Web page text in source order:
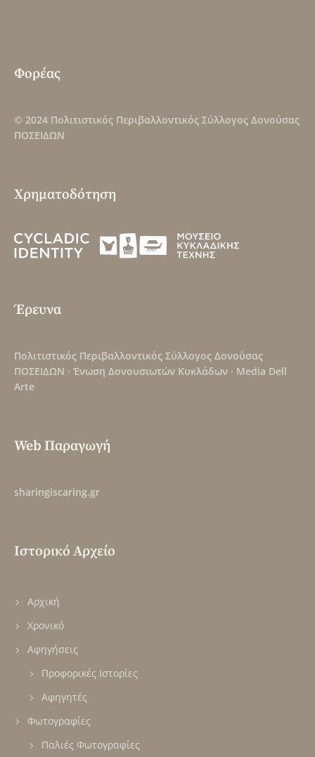
Φορέας
© 2024 Πολιτιστικός Περιβαλλοντικός Σύλλογος Δονούσας
ΠΟΣΕΙΔΩΝ
Χρηματοδότηση
Έρευνα
Πολιτιστικός Περιβαλλοντικός Σύλλογος Δονούσας
ΠΟΣΕΙΔΩΝ · Ένωση Δονουσιωτών Κυκλάδων · Media Dell
Arte
Web Παραγωγή
sharingiscaring.gr
Ιστορικό Αρχείο
Αρχική
Χρονικό
Αφηγήσεις
Προφορικές Ιστορίες
Αφηγητές
Φωτογραφίες
Παλιές Φωτογραφίες